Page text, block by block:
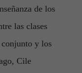
de los
las clases
y los
Cile
cookie
sono